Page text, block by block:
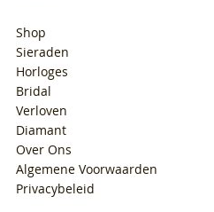
Shop
Sieraden
Horloges
Bridal
Verloven
Diamant
Over Ons
Algemene Voorwaarden
Privacybeleid